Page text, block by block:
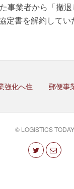
事業者から「撤
定書を解約してい
強化へ住
郵便事
© LOGISTICS TODAY